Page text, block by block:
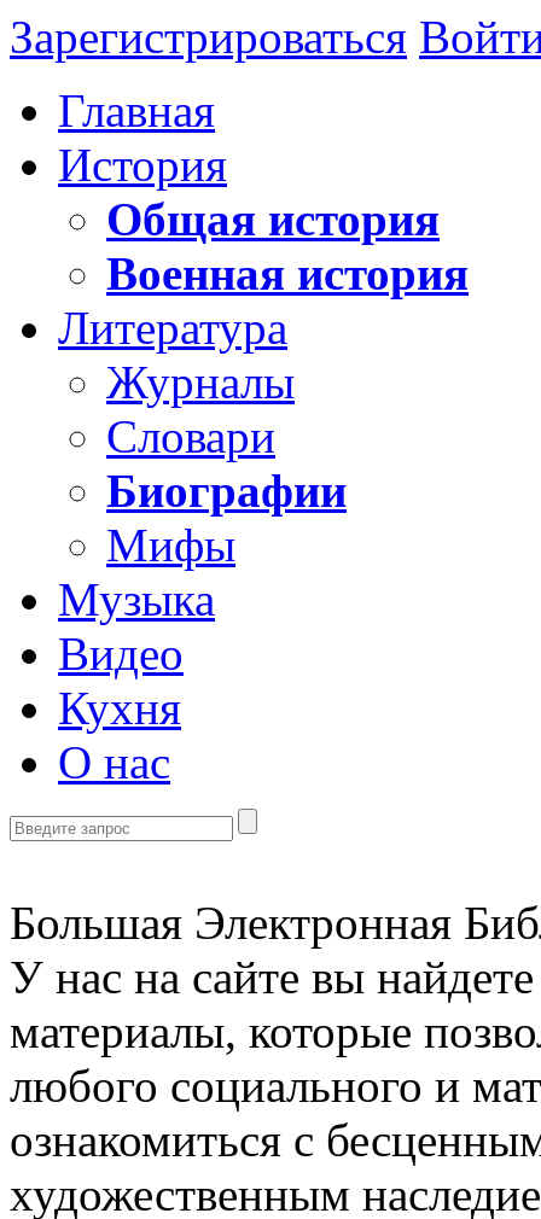
Зарегистрироваться
Главная
История
Общая история
Военная история
Литература
Журналы
Словари
Биографии
Мифы
Музыка
Видео
Кухня
О нас
Большая Электронная
У нас на сайте вы
материалы, которые
любого социального и
ознакомиться с
художественным